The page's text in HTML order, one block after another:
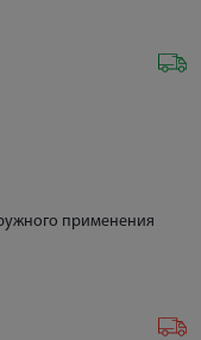
применения